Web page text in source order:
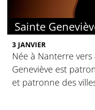
Sainte
3 JANVIER
Née à Nanterre
Geneviève est
et patronne des